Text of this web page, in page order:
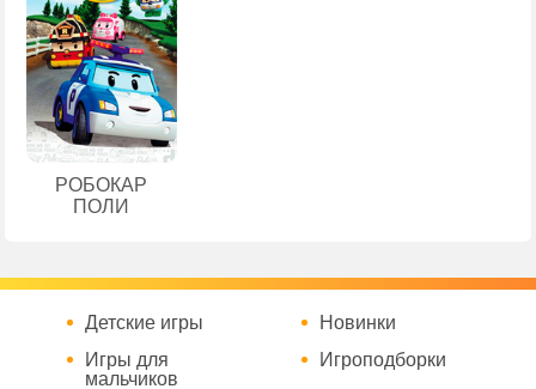
РОБОКАР
ПОЛИ
Детские игры
Игры для
мальчиков
Новинки
Игроподборки